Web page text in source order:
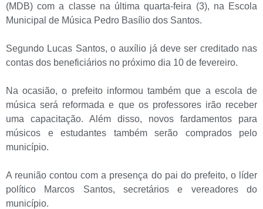
(MDB) com a classe na última quarta-feira (3), na Escola
Municipal de Música Pedro Basílio dos Santos.
Segundo Lucas Santos, o auxílio já deve ser creditado nas
contas dos beneficiários no próximo dia 10 de fevereiro.
Na ocasião, o prefeito informou também que a escola de
música será reformada e que os professores irão receber
uma capacitação. Além disso, novos fardamentos para
músicos e estudantes também serão comprados pelo
município.
A reunião contou com a presença do pai do prefeito, o líder
político Marcos Santos, secretários e vereadores do
município.